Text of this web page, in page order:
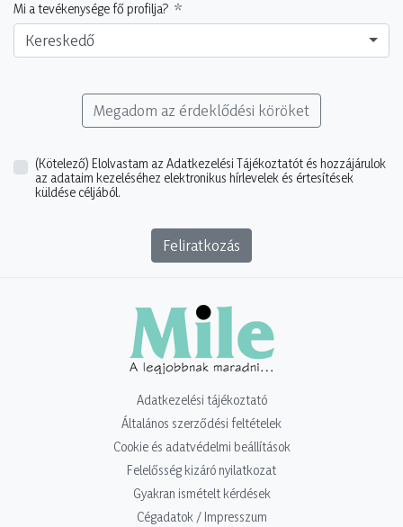
Mi a tevékenysége fő profilja?
Kereskedő
Megadom az érdeklődési köröket
(Kötelező) Elolvastam az Adatkezelési Tájékoztatót és hozzájárulok
az adataim kezeléséhez elektronikus hírlevelek és értesítések
küldése céljából.
Feliratkozás
Adatkezelési tájékoztató
Általános szerződési feltételek
Cookie és adatvédelmi beállítások
Felelősség kizáró nyilatkozat
Gyakran ismételt kérdések
Cégadatok / Impresszum